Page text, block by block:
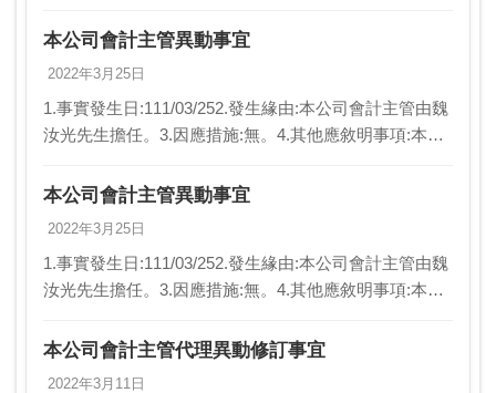
理會計主管/曾任…
本公司會計主管異動事宜
2022年3月25日
1.事實發生日:111/03/252.發生緣由:本公司會計主管由魏
汝光先生擔任。3.因應措施:無。4.其他應敘明事項:本公
本公司會計主管異動事宜
2022年3月25日
1.事實發生日:111/03/252.發生緣由:本公司會計主管由魏
汝光先生擔任。3.因應措施:無。4.其他應敘明事項:本公
本公司會計主管代理異動修訂事宜
2022年3月11日